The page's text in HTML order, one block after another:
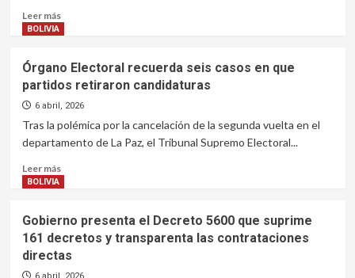
de
la
Leer másLeer
rechaza
amenazas
de
reafirma
apego
normativa
vigente
BOLIVIA
Órgano Electoral recuerda seis casos en que
partidos retiraron candidaturas
6 abril, 2026
Tras la polémica por la cancelación de la segunda vuelta en el
departamento de La Paz, el Tribunal Supremo Electoral...
Leer másLeer
Electoral
recuerda
seis
casos
BOLIVIA
Gobierno presenta el Decreto 5600 que suprime
161 decretos y transparenta las contrataciones
directas
6 abril, 2026